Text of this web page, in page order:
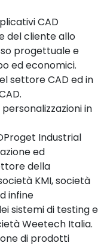
CAD
del cliente allo
progettuale e
ed economici.
settore CAD ed in
in
Industrial
ed
della
KMI, società
infine
sistemi di testing e
Weetech Italia.
di prodotti